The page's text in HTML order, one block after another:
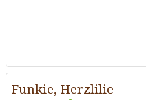
Funkie, Herzlilie